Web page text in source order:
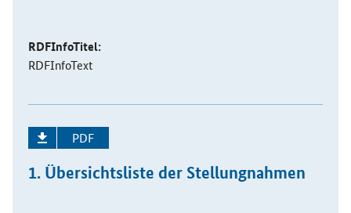
RDFInfoTitel:
RDFInfoText
PDF
1. Übersichtsliste der Stellungnahmen